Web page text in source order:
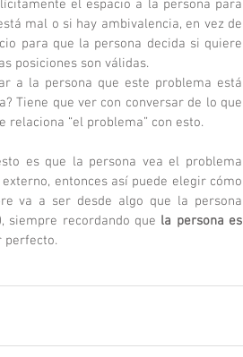
el espacio a la persona para
mal o si hay ambivalencia, en vez de
para que la persona decida si quiere
posiciones son válidas.
a la persona que este problema está
Tiene que ver con conversar de lo que
“el problema” con esto.
es que la persona vea el problema
entonces así puede elegir cómo
va a ser desde algo que la persona
siempre recordando que la persona es
perfecto.